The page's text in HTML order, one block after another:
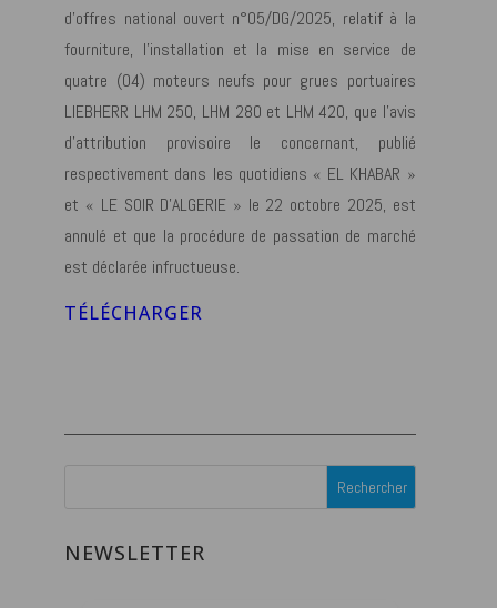
d’offres national ouvert n°05/DG/2025, relatif à la
fourniture, l’installation et la mise en service de
quatre (04) moteurs neufs pour grues portuaires
LIEBHERR LHM 250, LHM 280 et LHM 420, que l’avis
d’attribution provisoire le concernant, publié
respectivement dans les quotidiens « EL KHABAR »
et « LE SOIR D’ALGERIE » le 22 octobre 2025, est
annulé et que la procédure de passation de marché
est déclarée infructueuse.
TÉLÉCHARGER
NEWSLETTER